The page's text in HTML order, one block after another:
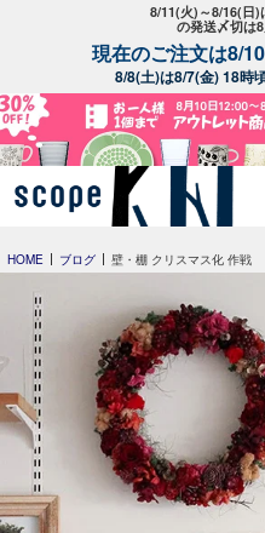
8/11(火)～8/16(日)
の発送〆切は8
現在のご注文は8/
8/8(土)は8/7(金) 18時
HOME ブログ 壁・棚 クリスマス化 作戦